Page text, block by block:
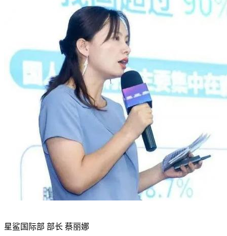
星鲨国际部 部长 蔡丽娜